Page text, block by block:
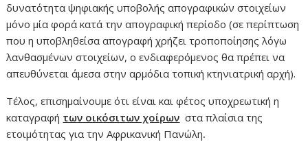
δυνατότητα ψηφιακής υποβολής απογραφικών στοιχείων
μόνο μία φορά κατά την απογραφική περίοδο (σε περίπτωση
που η υποβληθείσα απογραφή χρήζει τροποποίησης λόγω
λανθασμένων στοιχείων, ο ενδιαφερόμενος θα πρέπει να
απευθύνεται άμεσα στην αρμόδια τοπική κτηνιατρική αρχή).
Τέλος, επισημαίνουμε ότι είναι και φέτος υποχρεωτική η
καταγραφή των οικόσιτων χοίρων στα πλαίσια της
ετοιμότητας για την Αφρικανική Πανώλη.